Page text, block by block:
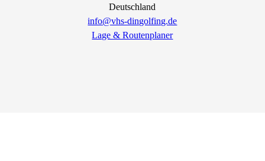
Deutschland
info@vhs-dingolfing.de
Lage & Routenplaner